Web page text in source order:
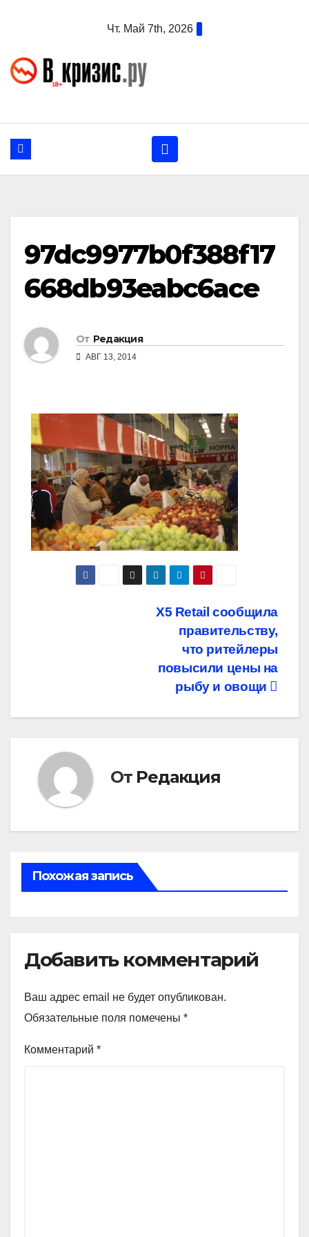
Чт. Май 7th, 2026
97dc9977b0f388f17
668db93eabc6ace
От Редакция
АВГ 13, 2014
X5 Retail сообщила
правительству,
что ритейлеры
повысили цены на
рыбу и овощи
От Редакция
Похожая запись
Добавить комментарий
Ваш адрес email не будет опубликован.
Обязательные поля помечены *
Комментарий *